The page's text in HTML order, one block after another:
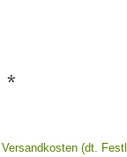
*
Versandkosten (dt.